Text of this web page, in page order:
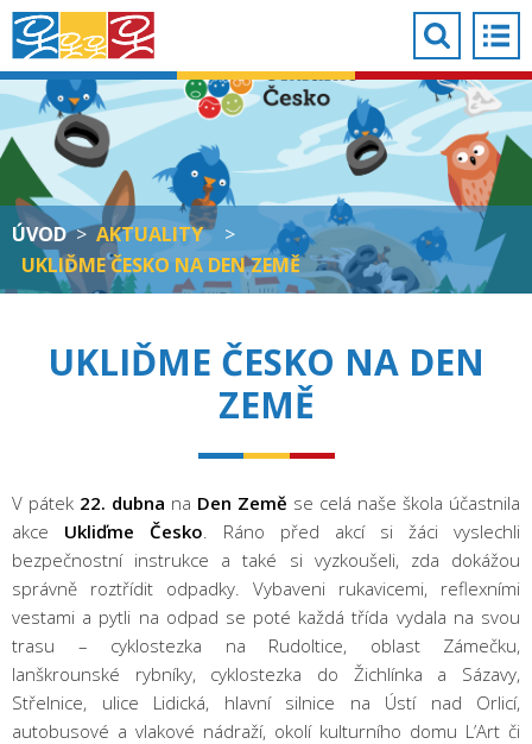
ÚVOD > AKTUALITY
>
UKLIĎME ČESKO NA DEN ZEMĚ
UKLIĎME ČESKO NA DEN
ZEMĚ
V pátek 22. dubna na Den Země se celá naše škola účastnila
akce Ukliďme Česko. Ráno před akcí si žáci vyslechli
bezpečnostní instrukce a také si vyzkoušeli, zda dokážou
správně roztřídit odpadky. Vybaveni rukavicemi, reflexními
vestami a pytli na odpad se poté každá třída vydala na svou
trasu – cyklostezka na Rudoltice, oblast Zámečku,
lanškrounské rybníky, cyklostezka do Žichlínka a Sázavy,
Střelnice, ulice Lidická, hlavní silnice na Ústí nad Orlicí,
autobusové a vlakové nádraží, okolí kulturního domu L’Art či